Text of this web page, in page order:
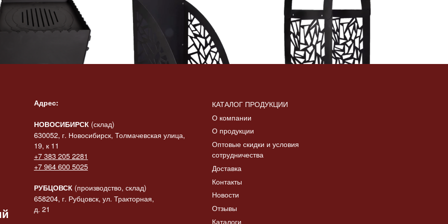
Читать далее
садовая стальная
казана, ПСК-3
Дровница на колесах, ДР-3
Адрес:
НОВОСИБИРСК (склад)
630052, г. Новосибирск, Толмачевская улица,
19, к 11
+7 383 205 2281
+7 964 600 5025
РУБЦОВСК (производство, склад)
658204, г. Рубцовск, ул. Тракторная,
д. 21
КАТАЛОГ ПРОДУКЦИИ
О компании
О продукции
Оптовые скидки и условия
сотрудничества
Доставка
Контакты
Новости
Отзывы
Каталоги